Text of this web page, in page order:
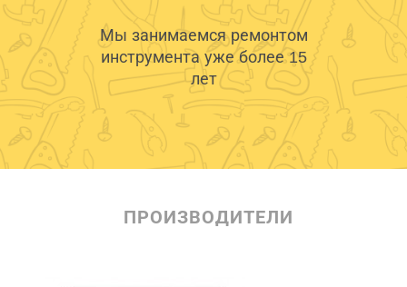
Мы занимаемся ремонтом
инструмента уже более 15
лет
ПРОИЗВОДИТЕЛИ